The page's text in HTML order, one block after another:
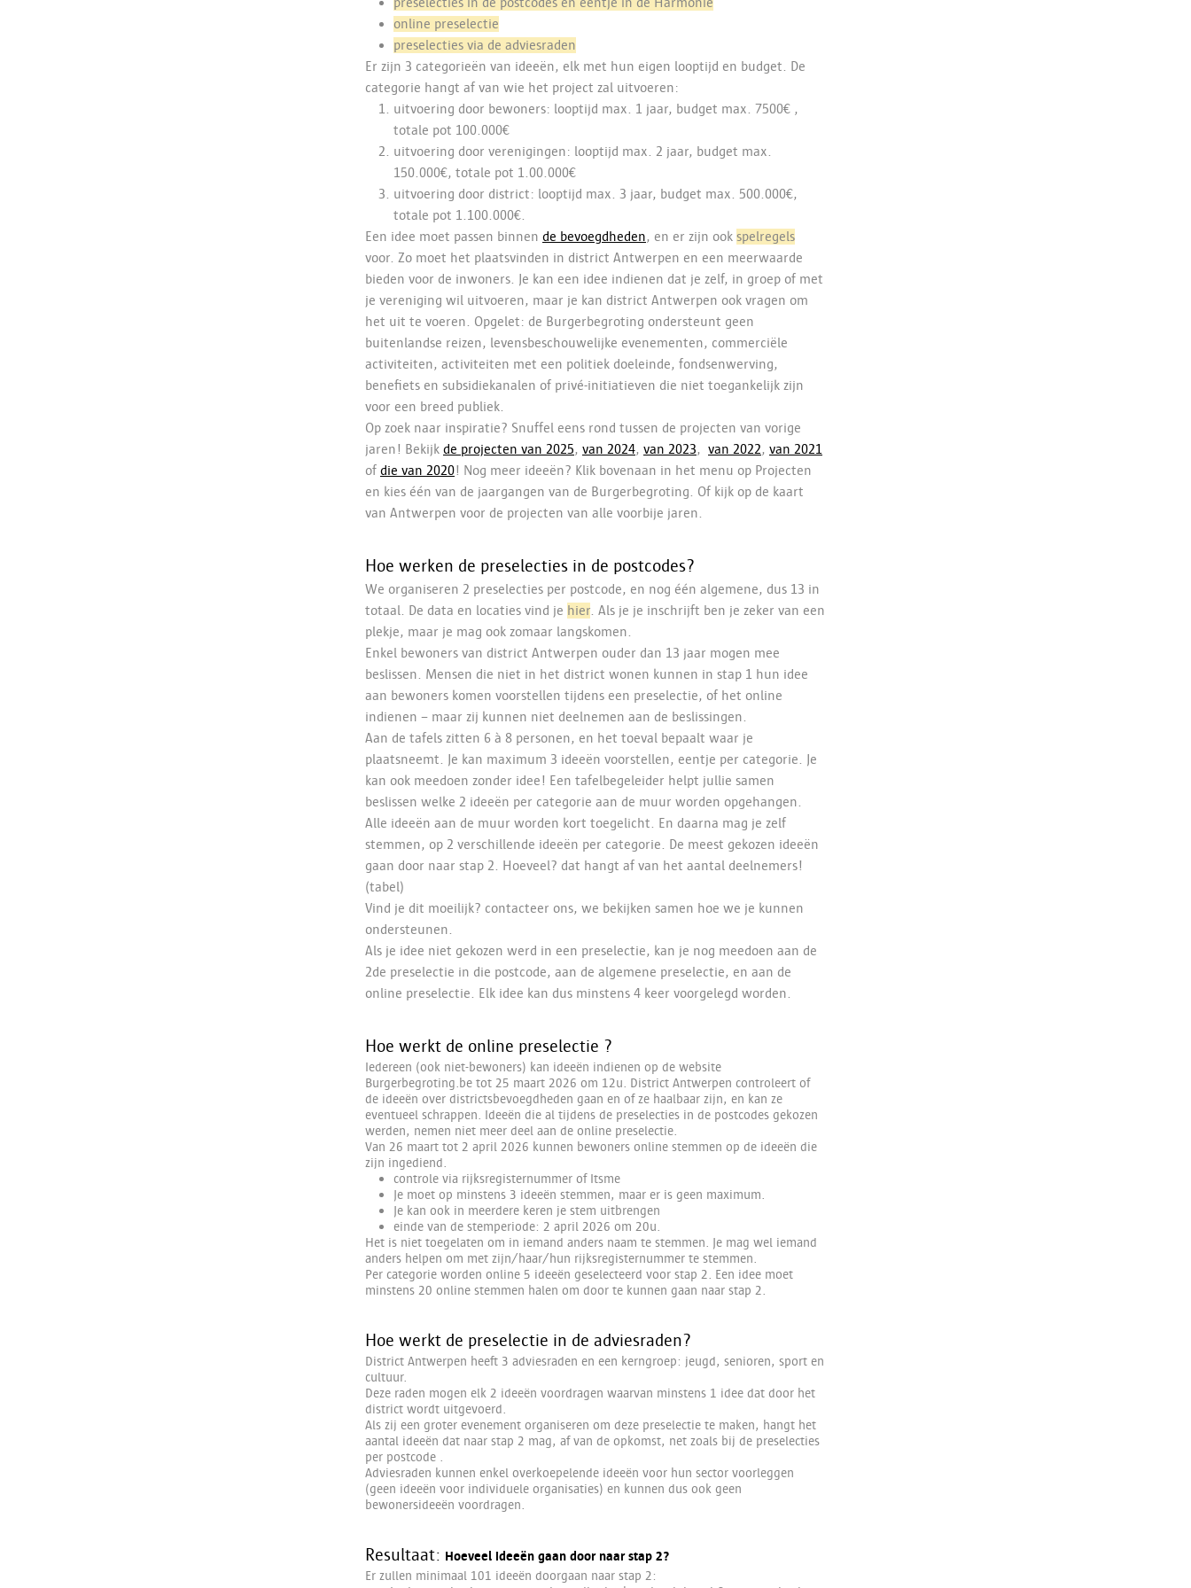
online preselectie
preselecties via de adviesraden
Er zijn 3 categorieën van ideeën, elk met hun eigen looptijd en budget. De
categorie hangt af van wie het project zal uitvoeren:
uitvoering door bewoners: looptijd max. 1 jaar, budget max. 7500€ ,
totale pot 100.000€
uitvoering door verenigingen: looptijd max. 2 jaar, budget max.
150.000€, totale pot 1.00.000€
uitvoering door district: looptijd max. 3 jaar, budget max. 500.000€,
totale pot 1.100.000€.
Een idee moet passen binnen de bevoegdheden, en er zijn ook spelregels
voor. Zo moet het plaatsvinden in district Antwerpen en een meerwaarde
bieden voor de inwoners. Je kan een idee indienen dat je zelf, in groep of met
je vereniging wil uitvoeren, maar je kan district Antwerpen ook vragen om
het uit te voeren. Opgelet: de Burgerbegroting ondersteunt geen
buitenlandse reizen, levensbeschouwelijke evenementen, commerciële
activiteiten, activiteiten met een politiek doeleinde, fondsenwerving,
benefiets en subsidiekanalen of privé-initiatieven die niet toegankelijk zijn
voor een breed publiek.
Op zoek naar inspiratie? Snuffel eens rond tussen de projecten van vorige
jaren! Bekijk de projecten van 2025, van 2024, van 2023, van 2022, van 2021
of die van 2020! Nog meer ideeën? Klik bovenaan in het menu op Projecten
en kies één van de jaargangen van de Burgerbegroting. Of kijk op de kaart
van Antwerpen voor de projecten van alle voorbije jaren.
Hoe werken de preselecties in de postcodes?
We organiseren 2 preselecties per postcode, en nog één algemene, dus 13 in
totaal. De data en locaties vind je hier. Als je je inschrijft ben je zeker van een
plekje, maar je mag ook zomaar langskomen.
Enkel bewoners van district Antwerpen ouder dan 13 jaar mogen mee
beslissen. Mensen die niet in het district wonen kunnen in stap 1 hun idee
aan bewoners komen voorstellen tijdens een preselectie, of het online
indienen – maar zij kunnen niet deelnemen aan de beslissingen.
Aan de tafels zitten 6 à 8 personen, en het toeval bepaalt waar je
plaatsneemt. Je kan maximum 3 ideeën voorstellen, eentje per categorie. Je
kan ook meedoen zonder idee! Een tafelbegeleider helpt jullie samen
beslissen welke 2 ideeën per categorie aan de muur worden opgehangen.
Alle ideeën aan de muur worden kort toegelicht. En daarna mag je zelf
stemmen, op 2 verschillende ideeën per categorie. De meest gekozen ideeën
gaan door naar stap 2. Hoeveel? dat hangt af van het aantal deelnemers!
(tabel)
Vind je dit moeilijk? contacteer ons, we bekijken samen hoe we je kunnen
ondersteunen.
Als je idee niet gekozen werd in een preselectie, kan je nog meedoen aan de
2de preselectie in die postcode, aan de algemene preselectie, en aan de
online preselectie. Elk idee kan dus minstens 4 keer voorgelegd worden.
Hoe werkt de online preselectie ?
Iedereen (ook niet-bewoners) kan ideeën indienen op de website
Burgerbegroting.be tot 25 maart 2026 om 12u. District Antwerpen controleert of
de ideeën over districtsbevoegdheden gaan en of ze haalbaar zijn, en kan ze
eventueel schrappen. Ideeën die al tijdens de preselecties in de postcodes gekozen
werden, nemen niet meer deel aan de online preselectie.
Van 26 maart tot 2 april 2026 kunnen bewoners online stemmen op de ideeën die
zijn ingediend.
controle via rijksregisternummer of Itsme
Je moet op minstens 3 ideeën stemmen, maar er is geen maximum.
Je kan ook in meerdere keren je stem uitbrengen
einde van de stemperiode: 2 april 2026 om 20u.
Het is niet toegelaten om in iemand anders naam te stemmen. Je mag wel iemand
anders helpen om met zijn/haar/hun rijksregisternummer te stemmen.
Per categorie worden online 5 ideeën geselecteerd voor stap 2. Een idee moet
minstens 20 online stemmen halen om door te kunnen gaan naar stap 2.
Hoe werkt de preselectie in de adviesraden?
District Antwerpen heeft 3 adviesraden en een kerngroep: jeugd, senioren, sport en
cultuur.
Deze raden mogen elk 2 ideeën voordragen waarvan minstens 1 idee dat door het
district wordt uitgevoerd.
Als zij een groter evenement organiseren om deze preselectie te maken, hangt het
aantal ideeën dat naar stap 2 mag, af van de opkomst, net zoals bij de preselecties
per postcode .
Adviesraden kunnen enkel overkoepelende ideeën voor hun sector voorleggen
(geen ideeën voor individuele organisaties) en kunnen dus ook geen
bewonersideeën voordragen.
Resultaat: Hoeveel ideeën gaan door naar stap 2?
Er zullen minimaal 101 ideeën doorgaan naar stap 2: